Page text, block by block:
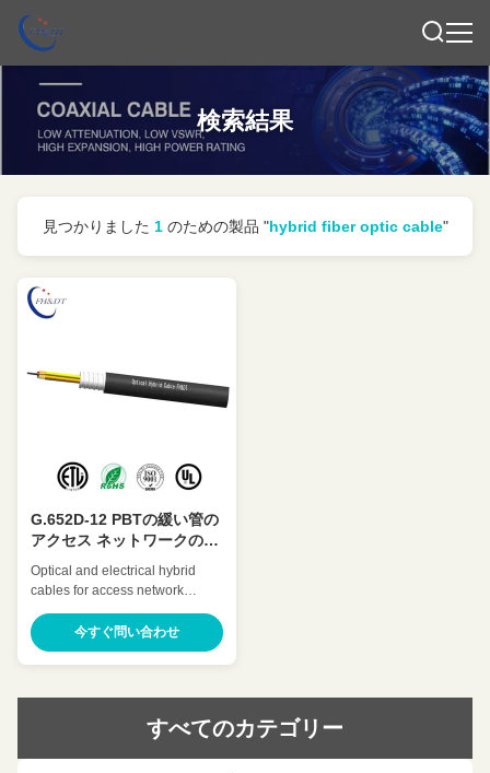
検索結果
見つかりました 1のための製品 "hybrid fiber optic cable"
G.652D-12 PBTの緩い管の
アクセス ネットワークのた
ブル
Optical and electrical hybrid
cables for access network
Features ● Accurate process
control ensuring good
mechanical and temperature
performances. ● Optical and
and signal transmission and
今すぐ問い合わせ
すべてのカテゴリー